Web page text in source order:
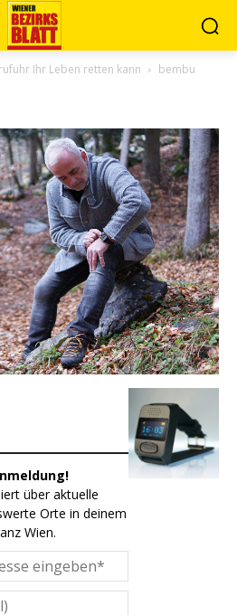
Ihr Leben retten kann bembu
über aktuelle
Orte in deinem
Wien.